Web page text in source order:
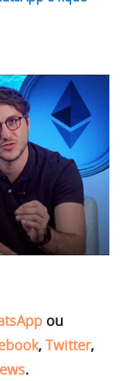
ou
, Twitter,
.